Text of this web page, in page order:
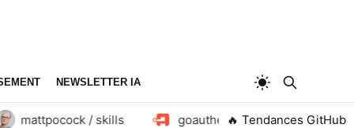
NEWSLETTER IA
/ skills goauthentik / authentik🔥 Tendances GitHub